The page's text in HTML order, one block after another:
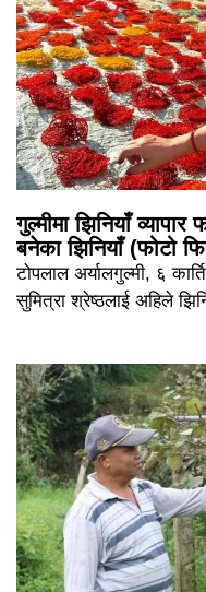
गुल्मीमा झिनियाँ
बनेका झिनियाँ (फोटो
टोपलाल अर्यालगुल्मी, ६
सुमित्रा श्रेष्ठलाई अहिले